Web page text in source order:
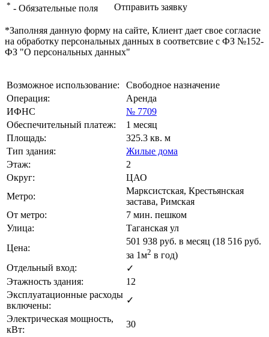
* - Обязательные поля Отправить заявку
*Заполняя данную форму на сайте, Клиент дает свое согласие
на обработку персональных данных в соответсвие с ФЗ №152-
ФЗ "О персональных данных"
Возможное использование:
Свободное назначение
Операция:
Аренда
ИФНС
№ 7709
Обеспечительный платеж:
1 месяц
Площадь:
325.3 кв. м
Тип здания:
Жилые дома
Этаж:
2
Округ:
ЦАО
Метро:
Марксистская, Крестьянская
застава, Римская
От метро:
7 мин. пешком
Улица:
Таганская ул
Цена:
501 938 руб. в месяц (18 516 руб.
за 1м2 в год)
Отдельный вход:
✓
Этажность здания:
12
Эксплуатационные расходы
включены:
✓
Электрическая мощность,
кВт:
30